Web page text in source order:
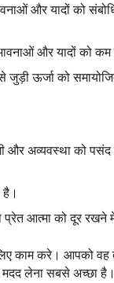
और यादों को
और यादों को
जुड़ी ऊर्जा को
और अव्यवस्था को
प्रेत आत्मा को दूर
काम करे। आपको वह
मदद लेना सबसे अच्छा है।